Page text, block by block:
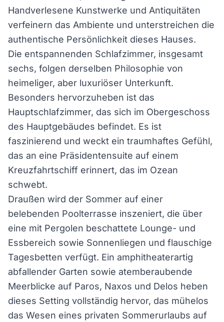
Handverlesene Kunstwerke und Antiquitäten
verfeinern das Ambiente und unterstreichen die
authentische Persönlichkeit dieses Hauses.
Die entspannenden Schlafzimmer, insgesamt
sechs, folgen derselben Philosophie von
heimeliger, aber luxuriöser Unterkunft.
Besonders hervorzuheben ist das
Hauptschlafzimmer, das sich im Obergeschoss
des Hauptgebäudes befindet. Es ist
faszinierend und weckt ein traumhaftes Gefühl,
das an eine Präsidentensuite auf einem
Kreuzfahrtschiff erinnert, das im Ozean
schwebt.
Draußen wird der Sommer auf einer
belebenden Poolterrasse inszeniert, die über
eine mit Pergolen beschattete Lounge- und
Essbereich sowie Sonnenliegen und flauschige
Tagesbetten verfügt. Ein amphitheaterartig
abfallender Garten sowie atemberaubende
Meerblicke auf Paros, Naxos und Delos heben
dieses Setting vollständig hervor, das mühelos
das Wesen eines privaten Sommerurlaubs auf